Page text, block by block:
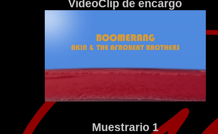
VideoClip de encargo
Muestrario 1